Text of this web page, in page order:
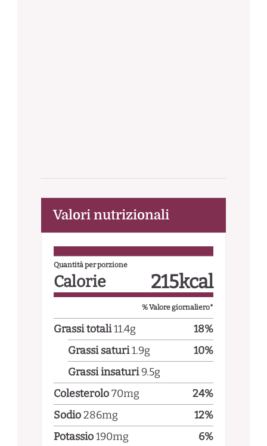
Valori nutrizionali
Quantità per porzione
Calorie 215kcal
% Valore giornaliero*
Grassi totali11.4g 18%
Grassi saturi1.9g 10%
Grassi insaturi9.5g
Colesterolo70mg 24%
Sodio286mg 12%
Potassio190mg 6%